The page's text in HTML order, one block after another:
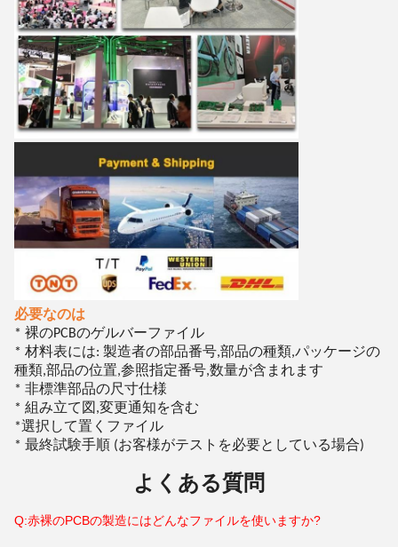
必要なのは
* 裸のPCBのゲルバーファイル
* 材料表には: 製造者の部品番号,部品の種類,パッケージの
種類,部品の位置,参照指定番号,数量が含まれます
* 非標準部品の尺寸仕様
* 組み立て図,変更通知を含む
*選択して置くファイル
* 最終試験手順 (お客様がテストを必要としている場合)
よくある質問
Q:赤裸のPCBの製造にはどんなファイルを使いますか?